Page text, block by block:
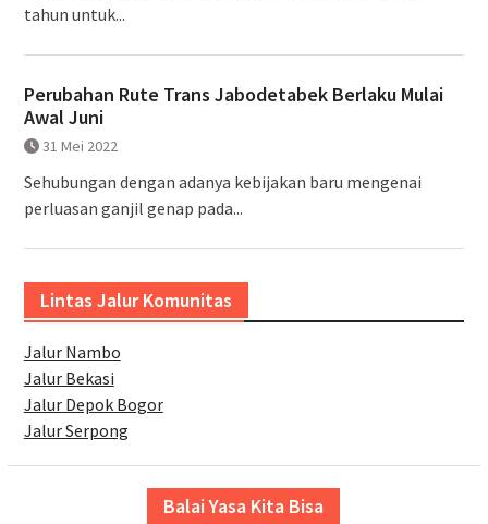
tahun untuk...
Perubahan Rute Trans Jabodetabek Berlaku Mulai
Awal Juni
31 Mei 2022
Sehubungan dengan adanya kebijakan baru mengenai
perluasan ganjil genap pada...
Lintas Jalur Komunitas
Jalur Nambo
Jalur Bekasi
Jalur Depok Bogor
Jalur Serpong
Balai Yasa Kita Bisa